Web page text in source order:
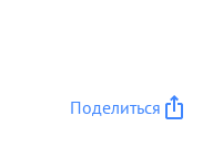
Поделиться